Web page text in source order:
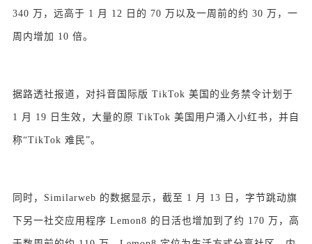
340 万，远高于 1 月 12 日的 70 万以及一周前的约 30 万，一
周内增加 10 倍。
据路透社报道，对抖音国际版 TikTok 美国的业务禁令计划于
1 月 19 日生效，大量的原 TikTok 美国用户涌入小红书，并自
称“TikTok 难民”。
同时，Similarweb 的数据显示，截至 1 月 13 日，字节跳动旗
下另一社交应用程序 Lemon8 的日活也增加到了约 170 万，高